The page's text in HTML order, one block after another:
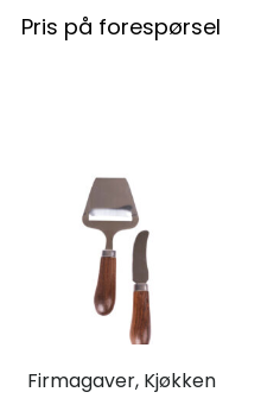
Pris på forespørsel
Firmagaver, Kjøkken